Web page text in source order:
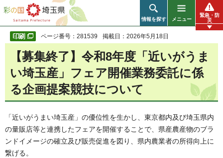
彩の国 埼玉県
情報を探す メニュー
緊急・防
災
ページ番号：281539 掲載日：2026年5月18日
【募集終了】令和8年度「近いがうま
い埼玉産」フェア開催業務委託に係
る企画提案競技について
「近いがうまい埼玉産」の優位性を生かし、東京都内及び埼玉県内
の量販店等と連携したフェアを開催することで、県産農産物のブラ
ンドイメージの確立及び販売促進を図り、県内農業者の所得向上に
繋げる。